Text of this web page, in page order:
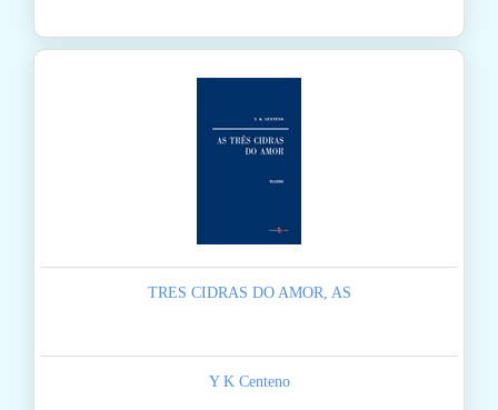
TRES CIDRAS DO AMOR, AS
Y K Centeno